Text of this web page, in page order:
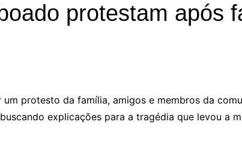
protestam após
protesto da família, amigos e membros da
explicações para a tragédia que levou a